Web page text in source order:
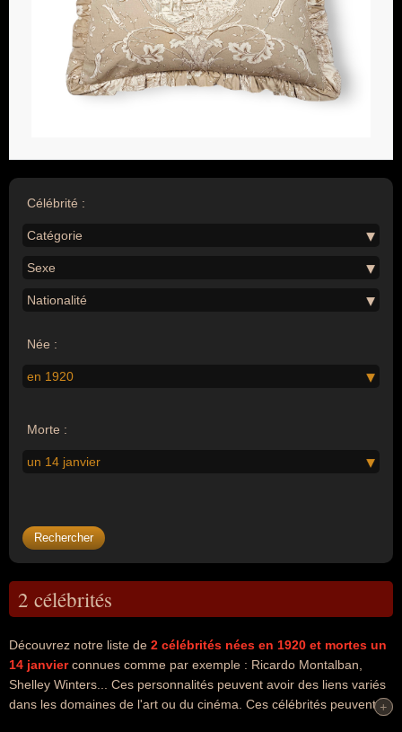
Célébrité :
Catégorie
Sexe
Nationalité
Née :
en 1920
Morte :
un 14 janvier
2 célébrités
Découvrez notre liste de 2 célébrités nées en 1920 et mortes un
14 janvierconnues comme par exemple : Ricardo Montalban,
Shelley Winters... Ces personnalités peuvent avoir des liens variés
dans les domaines de l'art ou du cinéma. Ces célébrités peuvent +
+